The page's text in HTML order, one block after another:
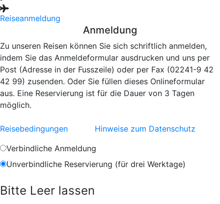
Reiseanmeldung
Anmeldung
Zu unseren Reisen können Sie sich schriftlich anmelden,
indem Sie das Anmeldeformular ausdrucken und uns per
Post (Adresse in der Fusszeile) oder per Fax (02241-9 42
42 99) zusenden. Oder Sie füllen dieses Onlineformular
aus. Eine Reservierung ist für die Dauer von 3 Tagen
möglich.
Reisebedingungen
Hinweise zum Datenschutz
Verbindliche Anmeldung
Unverbindliche Reservierung (für drei Werktage)
Bitte Leer lassen